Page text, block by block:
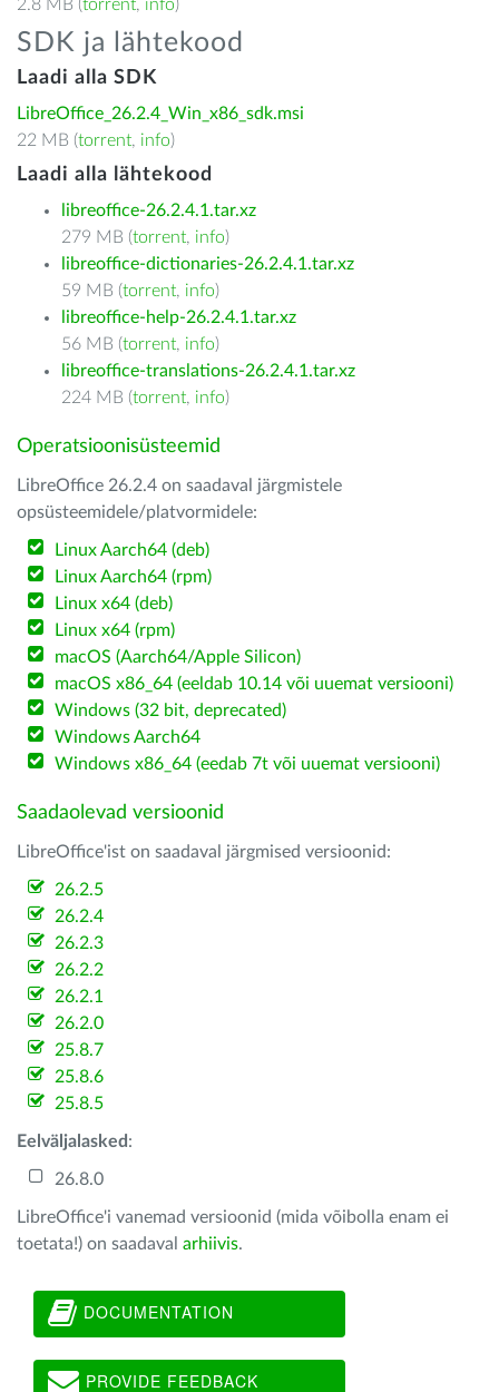
2.8 MB (torrent, info)
SDK ja lähtekood
Laadi alla SDK
LibreOffice_26.2.4_Win_x86_sdk.msi
22 MB (torrent, info)
Laadi alla lähtekood
libreoffice-26.2.4.1.tar.xz
279 MB (torrent, info)
libreoffice-dictionaries-26.2.4.1.tar.xz
59 MB (torrent, info)
libreoffice-help-26.2.4.1.tar.xz
56 MB (torrent, info)
libreoffice-translations-26.2.4.1.tar.xz
224 MB (torrent, info)
Operatsioonisüsteemid
LibreOffice 26.2.4 on saadaval järgmistele
opsüsteemidele/platvormidele:
Linux Aarch64 (deb)
Linux Aarch64 (rpm)
Linux x64 (deb)
Linux x64 (rpm)
macOS (Aarch64/Apple Silicon)
macOS x86_64 (eeldab 10.14 või uuemat versiooni)
Windows (32 bit, deprecated)
Windows Aarch64
Windows x86_64 (eedab 7t või uuemat versiooni)
Saadaolevad versioonid
LibreOffice'ist on saadaval järgmised versioonid:
26.2.5
26.2.4
26.2.3
26.2.2
26.2.1
26.2.0
25.8.7
25.8.6
25.8.5
Eelväljalasked :
26.8.0
LibreOffice'i vanemad versioonid (mida võibolla enam ei
toetata!) on saadaval arhiivis.
DOCUMENTATION
PROVIDE FEEDBACK